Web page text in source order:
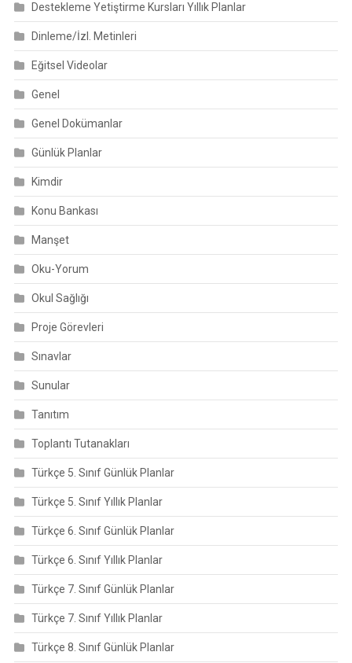
Destekleme Yetiştirme Kursları Yıllık Planlar
Dinleme/İzl. Metinleri
Eğitsel Videolar
Genel
Genel Dokümanlar
Günlük Planlar
Kimdir
Konu Bankası
Manşet
Oku-Yorum
Okul Sağlığı
Proje Görevleri
Sınavlar
Sunular
Tanıtım
Toplantı Tutanakları
Türkçe 5. Sınıf Günlük Planlar
Türkçe 5. Sınıf Yıllık Planlar
Türkçe 6. Sınıf Günlük Planlar
Türkçe 6. Sınıf Yıllık Planlar
Türkçe 7. Sınıf Günlük Planlar
Türkçe 7. Sınıf Yıllık Planlar
Türkçe 8. Sınıf Günlük Planlar